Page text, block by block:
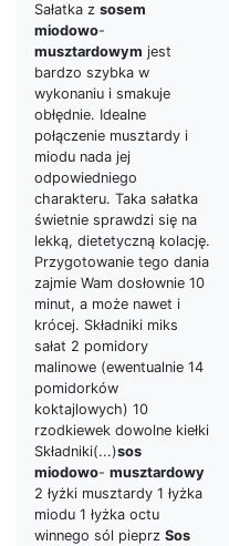
Sałatka z sosem
miodowo-
musztardowym jest
bardzo szybka w
wykonaniu i smakuje
obłędnie. Idealne
połączenie musztardy i
miodu nada jej
odpowiedniego
charakteru. Taka sałatka
świetnie sprawdzi się na
lekką, dietetyczną kolację.
Przygotowanie tego dania
zajmie Wam dosłownie 10
minut, a może nawet i
krócej. Składniki miks
sałat 2 pomidory
malinowe (ewentualnie 14
pomidorków
koktajlowych) 10
rzodkiewek dowolne kiełki
Składniki(...)sos
miodowo- musztardowy
2 łyżki musztardy 1 łyżka
miodu 1 łyżka octu
winnego sól pieprz Sos